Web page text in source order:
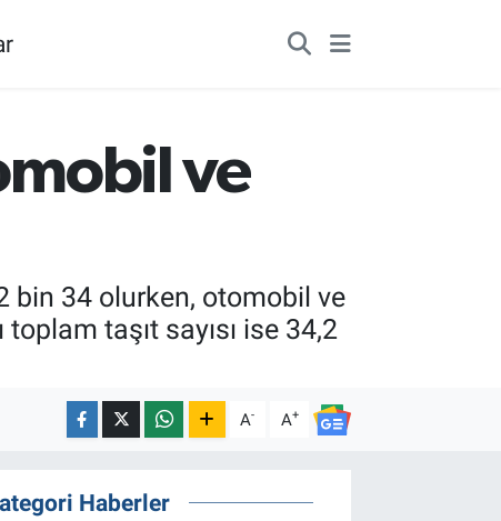
ve
bin 34 olurken, otomobil ve
taşıt sayısı ise 34,2
A- A+
Haberler